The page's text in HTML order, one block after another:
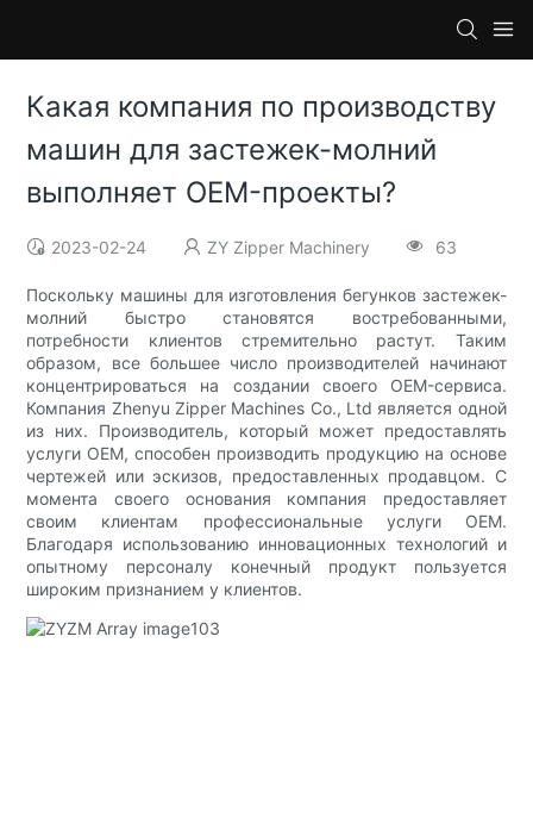
Какая компания по производству
машин для застежек-молний
выполняет OEM-проекты?
2023-02-24 ZY Zipper Machinery 63
Поскольку машины для изготовления бегунков застежек-
молний быстро становятся востребованными,
потребности клиентов стремительно растут. Таким
образом, все большее число производителей начинают
концентрироваться на создании своего OEM-сервиса.
Компания Zhenyu Zipper Machines Co., Ltd является одной
из них. Производитель, который может предоставлять
услуги OEM, способен производить продукцию на основе
чертежей или эскизов, предоставленных продавцом. С
момента своего основания компания предоставляет
своим клиентам профессиональные услуги OEM.
Благодаря использованию инновационных технологий и
опытному персоналу конечный продукт пользуется
широким признанием у клиентов.